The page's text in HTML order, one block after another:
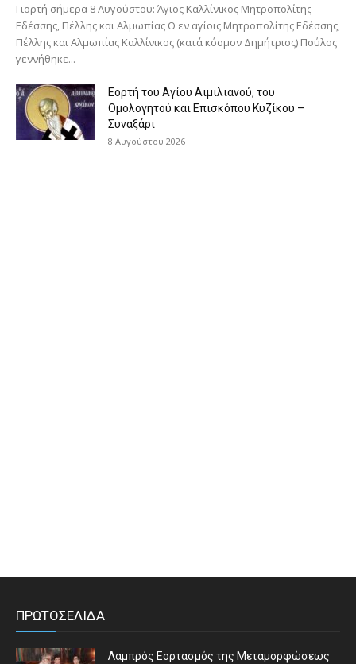
Γιορτή σήμερα 8 Αυγούστου: Άγιος Καλλίνικος Μητροπολίτης
Εδέσσης, Πέλλης και Αλμωπίας Ο εν αγίοις Μητροπολίτης Εδέσσης,
Πέλλης και Αλμωπίας Καλλίνικος (κατά κόσμον Δημήτριος) Πούλος
γεννήθηκε...
Εορτή του Αγίου Αιμιλιανού, του
Ομολογητού και Επισκόπου Κυζίκου –
Συναξάρι
8 Αυγούστου 2026
ΠΡΩΤΟΣΕΛΙΔΑ
Λαμπρός Εορτασμός της Μεταμορφώσεως